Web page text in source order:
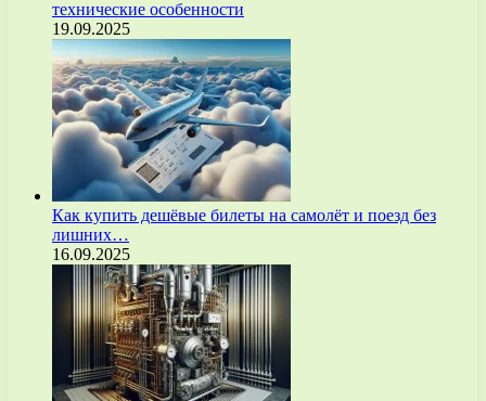
технические особенности
19.09.2025
Как купить дешёвые билеты на самолёт и поезд без
лишних…
16.09.2025